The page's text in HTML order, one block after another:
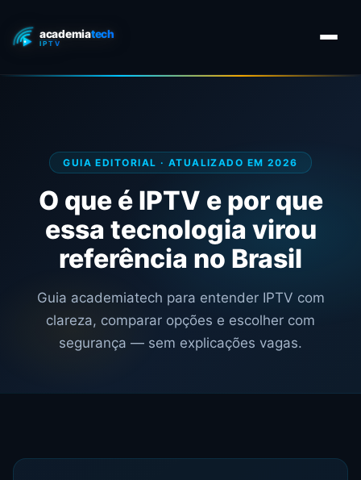
GUIA EDITORIAL · ATUALIZADO EM 2026
O que é IPTV e por que
essa tecnologia virou
referência no Brasil
Guia academiatech para entender IPTV com
clareza, comparar opções e escolher com
segurança — sem explicações vagas.